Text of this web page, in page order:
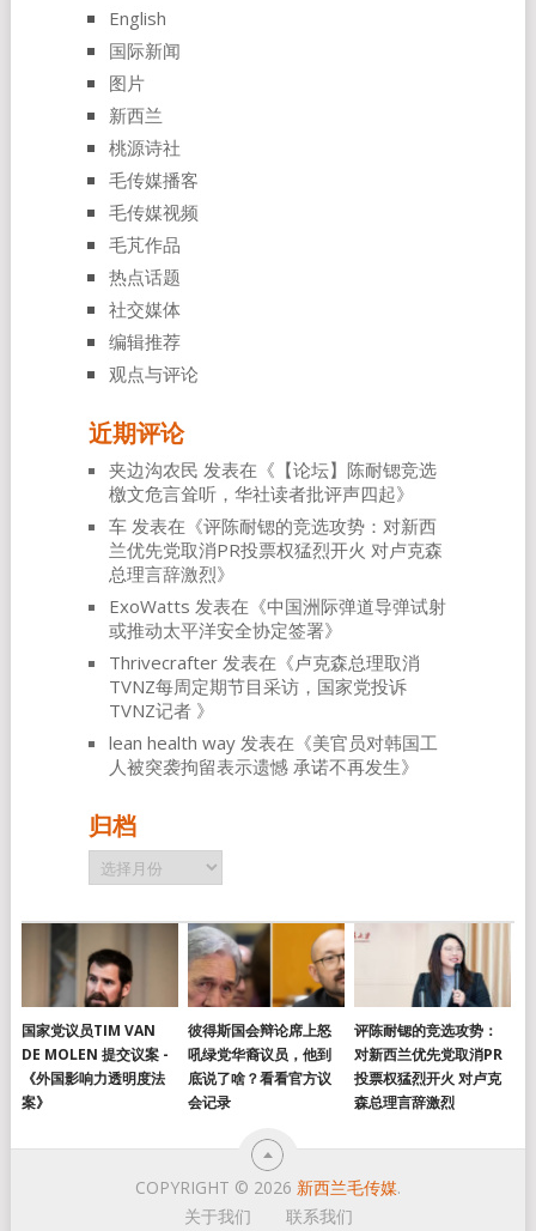
English
国际新闻
图片
新西兰
桃源诗社
毛传媒播客
毛传媒视频
毛芃作品
热点话题
社交媒体
编辑推荐
观点与评论
近期评论
夹边沟农民 发表在《 【论坛】陈耐锶竞选
檄文危言耸听，华社读者批评声四起》
车发表在《评陈耐锶的竞选攻势：对新西
兰优先党取消PR投票权猛烈开火 对卢克森
总理言辞激烈》
ExoWatts 发表在《中国洲际弹道导弹试射
或推动太平洋安全协定签署》
Thrivecrafter发表在《卢克森总理取消
TVNZ每周定期节目采访，国家党投诉
TVNZ记者 》
lean health way发表在《美官员对韩国工
人被突袭拘留表示遗憾 承诺不再发生》
归档
归
档
国家党议员TIM VAN
DE MOLEN 提交议案 -
《外国影响力透明度法
案》
彼得斯国会辩论席上怒
吼绿党华裔议员，他到
底说了啥？看看官方议
会记录
评陈耐锶的竞选攻势：
对新西兰优先党取消PR
投票权猛烈开火 对卢克
森总理言辞激烈
COPYRIGHT © 2026 新西兰毛传媒.
关于我们
联系我们